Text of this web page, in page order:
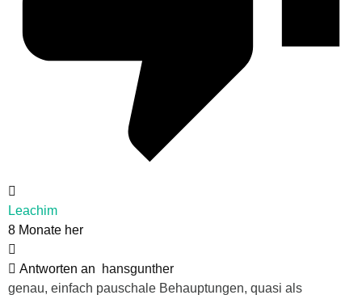
Leachim
8 Monate her
Antworten an
hansgunther
genau, einfach pauschale Behauptungen, quasi als